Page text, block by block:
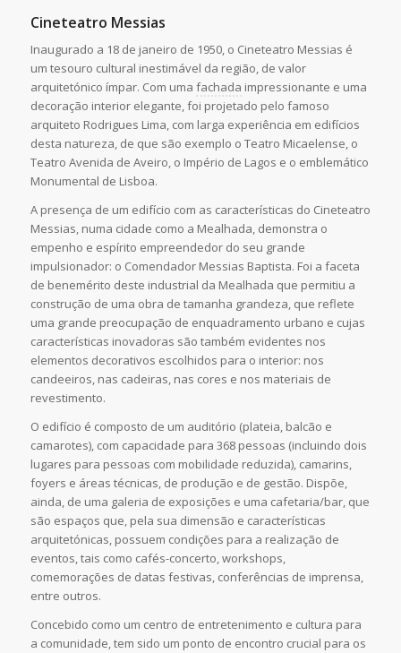
Cineteatro Messias
Inaugurado a 18 de janeiro de 1950, o Cineteatro Messias é
um tesouro cultural inestimável da região, de valor
arquitetónico ímpar. Com uma fachada impressionante e uma
decoração interior elegante, foi projetado pelo famoso
arquiteto Rodrigues Lima, com larga experiência em edifícios
desta natureza, de que são exemplo o Teatro Micaelense, o
Teatro Avenida de Aveiro, o Império de Lagos e o emblemático
Monumental de Lisboa.
A presença de um edifício com as características do Cineteatro
Messias, numa cidade como a Mealhada, demonstra o
empenho e espírito empreendedor do seu grande
impulsionador: o Comendador Messias Baptista. Foi a faceta
de benemérito deste industrial da Mealhada que permitiu a
construção de uma obra de tamanha grandeza, que reflete
uma grande preocupação de enquadramento urbano e cujas
características inovadoras são também evidentes nos
elementos decorativos escolhidos para o interior: nos
candeeiros, nas cadeiras, nas cores e nos materiais de
revestimento.
O edifício é composto de um auditório (plateia, balcão e
camarotes), com capacidade para 368 pessoas (incluindo dois
lugares para pessoas com mobilidade reduzida), camarins,
foyers e áreas técnicas, de produção e de gestão. Dispõe,
ainda, de uma galeria de exposições e uma cafetaria/bar, que
são espaços que, pela sua dimensão e características
arquitetónicas, possuem condições para a realização de
eventos, tais como cafés-concerto, workshops,
comemorações de datas festivas, conferências de imprensa,
entre outros.
Concebido como um centro de entretenimento e cultura para
a comunidade, tem sido um ponto de encontro crucial para os